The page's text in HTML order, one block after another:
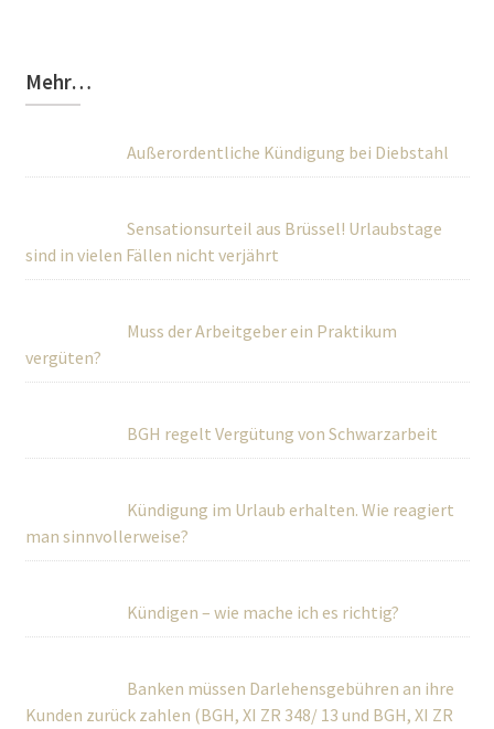
Mehr…
Außerordentliche Kündigung bei Diebstahl
Sensationsurteil aus Brüssel! Urlaubstage
sind in vielen Fällen nicht verjährt
Muss der Arbeitgeber ein Praktikum
vergüten?
BGH regelt Vergütung von Schwarzarbeit
Kündigung im Urlaub erhalten. Wie reagiert
man sinnvollerweise?
Kündigen – wie mache ich es richtig?
Banken müssen Darlehensgebühren an ihre
Kunden zurück zahlen (BGH, XI ZR 348/ 13 und BGH, XI ZR